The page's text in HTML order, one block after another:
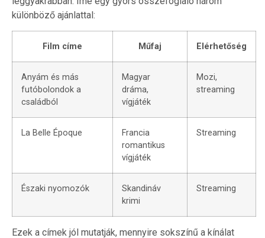
különböző ajánlattal:
Film címe Műfaj Elérhetőség
Anyám és más
futóbolondok a
családból
Magyar
dráma,
vígjáték
Mozi,
streaming
La Belle Époque
Francia
romantikus
vígjáték
Streaming
Északi nyomozók
Skandináv
krimi
Streaming
Ezek a címek jól mutatják, mennyire sokszínű a kínálat